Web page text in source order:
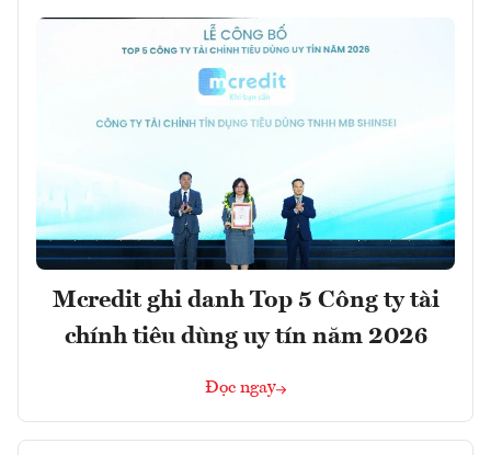
Mcredit ghi danh Top 5 Công ty tài
chính tiêu dùng uy tín năm 2026
Đọc ngay